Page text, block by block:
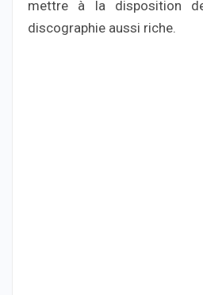
mettre à la disposition
discographie aussi riche.